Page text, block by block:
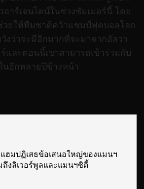
อาร์เจนไตน์ในช่วงซัมเมอร์นี้ โดย
วยให้ทีมชาติคว้าแชมป์ฟุตบอลโลก
งว่าจะมีอีกมากที่จะมาจากอัลวา
และตอนนี้เขาสามารถเข้าร่วมกับ
นอีกหลายปีข้างหน้า
แฮมปฏิเสธข้อเสนอใหญ่ของแมนฯ
ถึงลิเวอร์พูลและแมนฯซิตี้